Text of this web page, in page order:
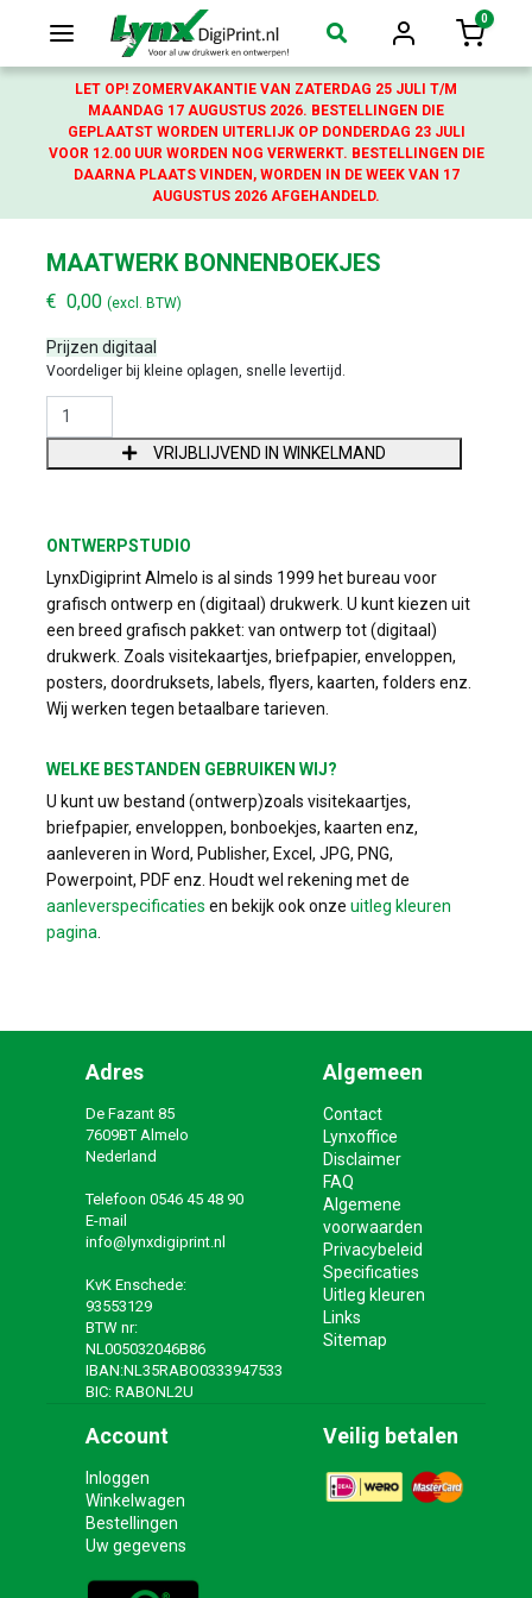
Login
0
LET OP! ZOMERVAKANTIE VAN ZATERDAG 25 JULI T/M
MAANDAG 17 AUGUSTUS 2026. BESTELLINGEN DIE
GEPLAATST WORDEN UITERLIJK OP DONDERDAG 23 JULI
VOOR 12.00 UUR WORDEN NOG VERWERKT. BESTELLINGEN DIE
DAARNA PLAATS VINDEN, WORDEN IN DE WEEK VAN 17
AUGUSTUS 2026 AFGEHANDELD.
MAATWERK BONNENBOEKJES
€ 0,00 (excl. BTW)
Prijzen digitaal
Voordeliger bij kleine oplagen, snelle levertijd.
MAATWERK BONNENBOEKJES AANTAL
VRIJBLIJVEND IN WINKELMAND
ONTWERPSTUDIO
LynxDigiprint Almelo is al sinds 1999 het bureau voor
grafisch ontwerp en (digitaal) drukwerk. U kunt kiezen uit
een breed grafisch pakket: van ontwerp tot (digitaal)
drukwerk. Zoals visitekaartjes, briefpapier, enveloppen,
posters, doordruksets, labels, flyers, kaarten, folders enz.
Wij werken tegen betaalbare tarieven.
WELKE BESTANDEN GEBRUIKEN WIJ?
U kunt uw bestand (ontwerp)zoals visitekaartjes,
briefpapier, enveloppen, bonboekjes, kaarten enz,
aanleveren in Word, Publisher, Excel, JPG, PNG,
Powerpoint, PDF enz. Houdt wel rekening met de
aanleverspecificaties en bekijk ook onze uitleg kleuren
pagina
Adres
De Fazant 85
7609BT Almelo
Nederland
Telefoon 0546 45 48 90
E-mail
info@lynxdigiprint.nl
KvK Enschede:
93553129
BTW nr:
NL005032046B86
IBAN:NL35RABO0333947533
BIC: RABONL2U
Algemeen
Contact
Lynxoffice
Disclaimer
FAQ
Algemene
voorwaarden
Privacybeleid
Specificaties
Uitleg kleuren
Links
Sitemap
Account
Inloggen
Winkelwagen
Bestellingen
Uw gegevens
Veilig betalen